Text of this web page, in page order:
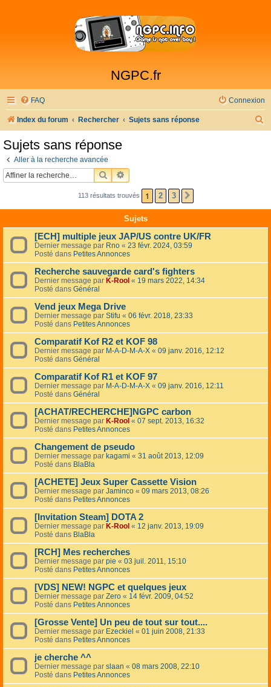
NGPC.fr
FAQ Connexion
Index du forum Rechercher Sujets sans réponse
h
r
Sujets sans réponse
Aller à la recherche avancée
RECHERCHER
RECHERCHE AVANCÉE
113 résultats trouvés 1 2 3
Sujets
[ECH] multiple jeux JAP/US contre UK/FR
Dernier message par Rno « 23 févr. 2024, 03:59
Posté dans Petites Annonces
Recherche sauvegarde card's fighters
Dernier message par K-Rool « 19 mars 2022, 14:34
Posté dans Général
Vend jeux Mega Drive
Dernier message par Stifu « 06 févr. 2018, 23:33
Posté dans Petites Annonces
Comparatif Kof R2 et KOF 98
Dernier message par M-A-D-M-A-X « 09 janv. 2016, 12:12
Posté dans Général
Comparatif Kof R1 et KOF 97
Dernier message par M-A-D-M-A-X « 09 janv. 2016, 12:11
Posté dans Général
[ACHAT/RECHERCHE]NGPC carbon
Dernier message par K-Rool « 07 sept. 2013, 16:32
Posté dans Petites Annonces
Changement de pseudo
Dernier message par kagami « 31 août 2013, 12:09
Posté dans BlaBla
[ACHETE] Jeux Super Cassette Vision
Dernier message par Jaminco « 09 mars 2013, 08:26
Posté dans Petites Annonces
[Invitation Steam] DOTA 2
Dernier message par K-Rool « 12 janv. 2013, 19:09
Posté dans BlaBla
[RCH] Mes recherches
Dernier message par pie « 03 juil. 2011, 15:10
Posté dans Petites Annonces
[VDS] NEW! NGPC et quelques jeux
Dernier message par Zero « 14 févr. 2009, 04:52
Posté dans Petites Annonces
[Grosse Vente] Un peu de tout sur tout....
Dernier message par Ezeckiel « 01 juin 2008, 21:33
Posté dans Petites Annonces
je cherche ^^
Dernier message par slaan « 08 mars 2008, 22:10
Posté dans Petites Annonces